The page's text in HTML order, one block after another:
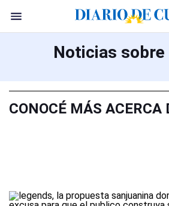
Noticias sobre
CONOCÉ MÁS ACERCA